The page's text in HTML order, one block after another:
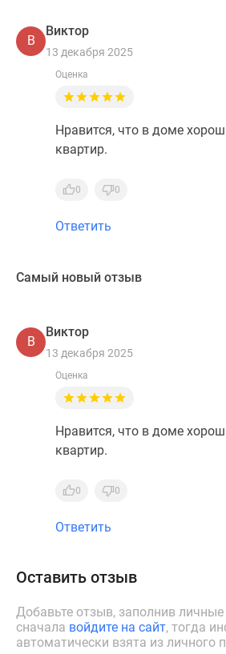
В
Виктор
13 декабря 2025
Оценка
Нравится, что в доме
квартир.
0 0
Ответить
Самый новый отзыв
В
Виктор
13 декабря 2025
Оценка
Нравится, что в доме
квартир.
0 0
Ответить
Оставить отзыв
Добавьте отзыв, заполнив
сначала войдите на сайт, тогда
автоматически взята из личного